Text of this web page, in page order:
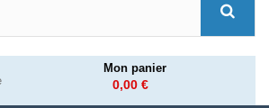
Mon panier
0,00 €